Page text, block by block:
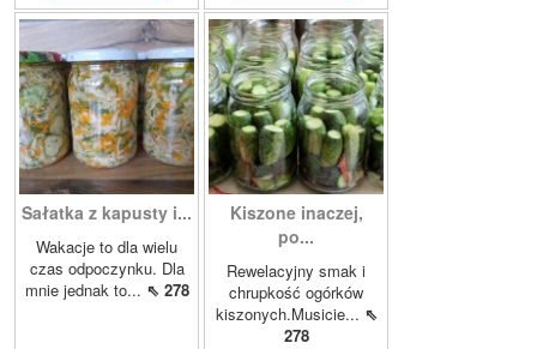
Sałatka z kapusty i...
Wakacje to dla wielu
czas odpoczynku. Dla
mnie jednak to... ⇖ 278
Kiszone inaczej,
po...
Rewelacyjny smak i
chrupkość ogórków
kiszonych.Musicie... ⇖
278